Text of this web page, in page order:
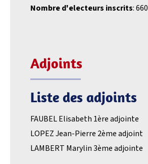
Nombre d'electeurs inscrits: 660
Adjoints
Liste des adjoints
FAUBEL Elisabeth 1ère adjointe
LOPEZ Jean-Pierre 2ème adjoint
LAMBERT Marylin 3ème adjointe